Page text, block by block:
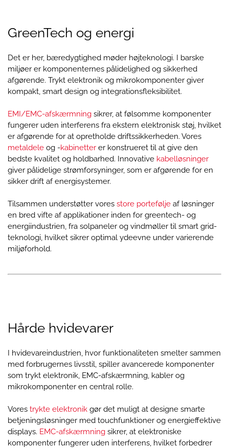
GreenTech og energi
Det er her, bæredygtighed møder højteknologi. I barske
miljøer er komponenternes pålidelighed og sikkerhed
afgørende. Trykt elektronik og mikrokomponenter giver
kompakt, smart design og integrationsfleksibilitet.
EMI/EMC-afskærmning sikrer, at følsomme komponenter
fungerer uden interferens fra ekstern elektronisk støj, hvilket
er afgørende for at opretholde driftssikkerheden. Vores
metaldele og -kabinetter er konstrueret til at give den
bedste kvalitet og holdbarhed. Innovative kabelløsninger
giver pålidelige strømforsyninger, som er afgørende for en
sikker drift af energisystemer.
Tilsammen understøtter vores store portefølje af løsninger
en bred vifte af applikationer inden for greentech- og
energiindustrien, fra solpaneler og vindmøller til smart grid-
teknologi, hvilket sikrer optimal ydeevne under varierende
miljøforhold.
Hårde hvidevarer
I hvidevareindustrien, hvor funktionaliteten smelter sammen
med forbrugernes livsstil, spiller avancerede komponenter
som trykt elektronik, EMC-afskærmning, kabler og
mikrokomponenter en central rolle.
Vores trykte elektronik gør det muligt at designe smarte
betjeningsløsninger med touchfunktioner og energieffektive
displays. EMC-afskærmning sikrer, at elektroniske
komponenter fungerer uden interferens, hvilket forbedrer